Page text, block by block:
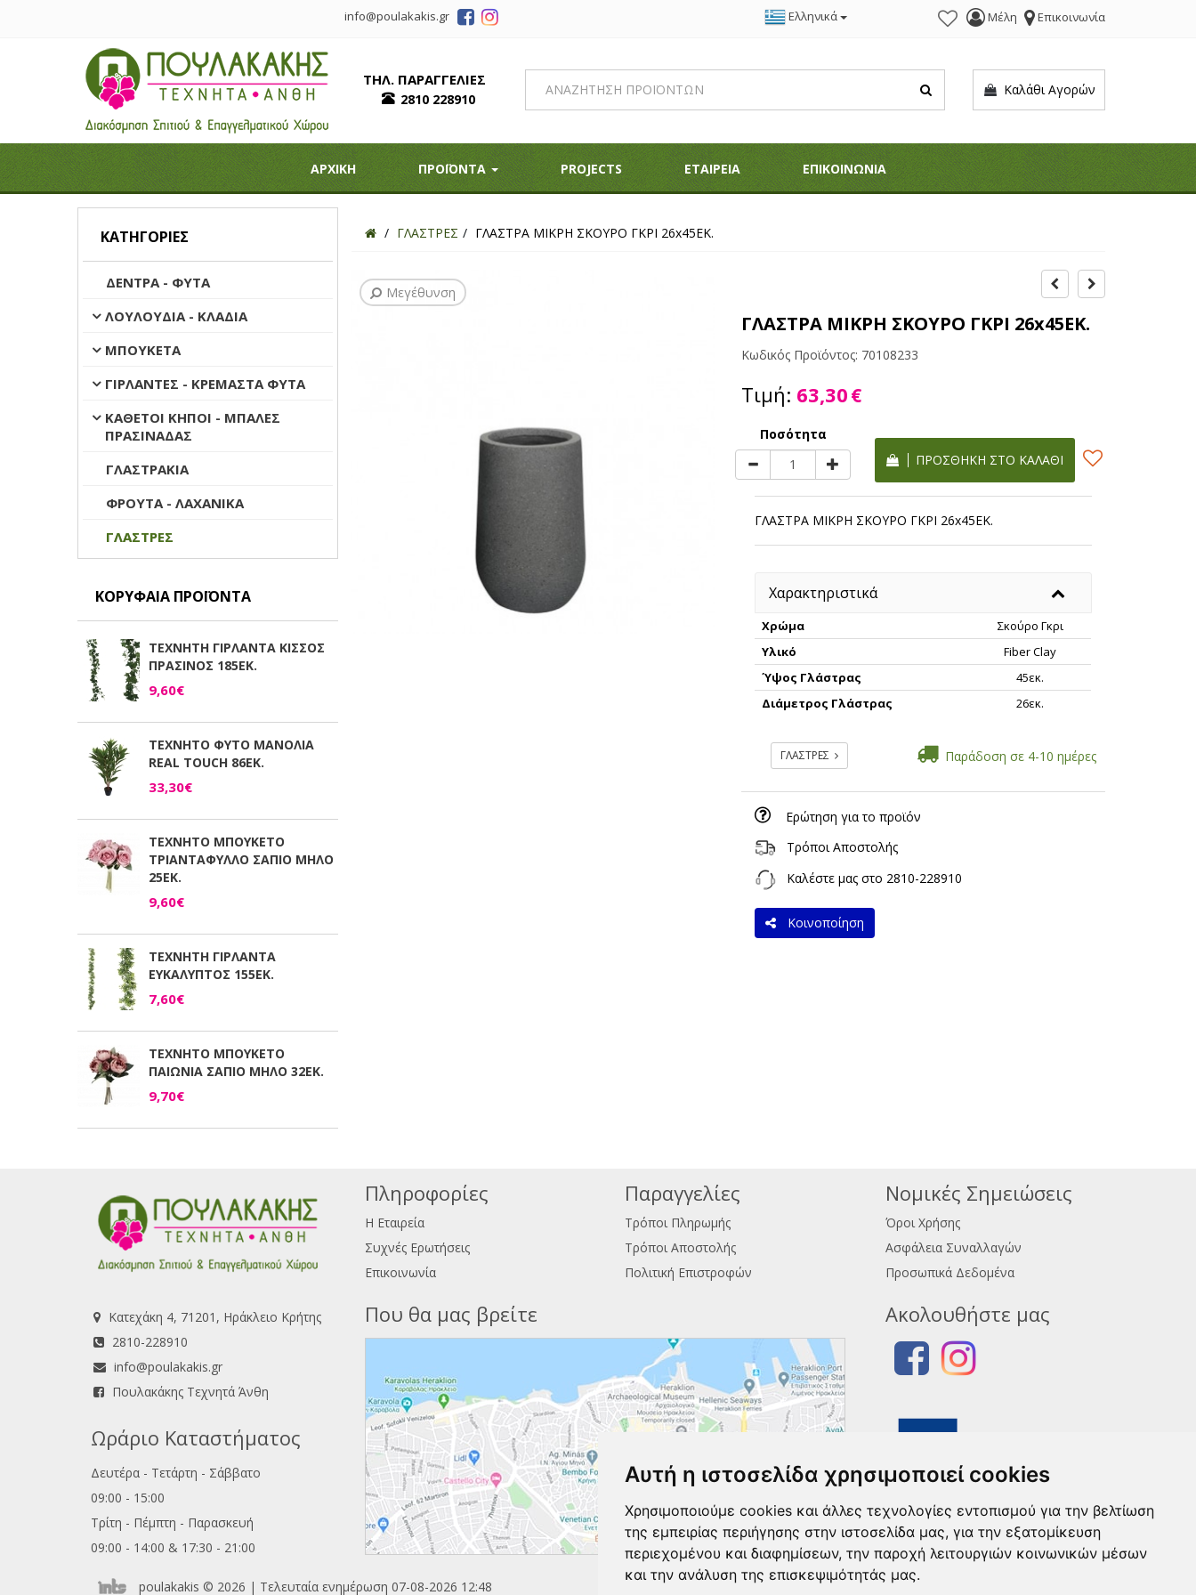
Αυτή η ιστοσελίδα χρησιμοποιεί cookies
Χρησιμοποιούμε cookies και άλλες τεχνολογίες εντοπισμού για την βελτίωση
της εμπειρίας περιήγησης στην ιστοσελίδα μας, για την εξατομίκευση
περιεχομένου και διαφημίσεων, την παροχή λειτουργιών κοινωνικών μέσων
και την ανάλυση της επισκεψιμότητάς μας.
info@poulakakis.gr Ελληνικά Μέλη Επικοινωνία
ΤΗΛ. ΠΑΡΑΓΓΕΛΙΕΣ
2810 228910
Καλάθι Αγορών
ΑΡΧΙΚΗ ΠΡΟΪΟΝΤΑ PROJECTS ΕΤΑΙΡΕΙΑ ΕΠΙΚΟΙΝΩΝΙΑ
ΚΑΤΗΓΟΡΊΕΣ
ΔΕΝΤΡΑ - ΦΥΤΑ
ΛΟΥΛΟΥΔΙΑ - ΚΛΑΔΙΑ
ΜΠΟΥΚΕΤΑ
ΓΙΡΛΑΝΤΕΣ - ΚΡΕΜΑΣΤΑ ΦΥΤΑ
ΚΑΘΕΤΟΙ ΚΗΠΟΙ - ΜΠΑΛΕΣ
ΠΡΑΣΙΝΑΔΑΣ
ΓΛΑΣΤΡΑΚΙΑ
ΦΡΟΥΤΑ - ΛΑΧΑΝΙΚΑ
ΓΛΑΣΤΡΕΣ
ΚΟΡΥΦΑΊΑ ΠΡΟΪΌΝΤΑ
ΤΕΧΝΗΤΗ ΓΙΡΛΑΝΤΑ ΚΙΣΣΟΣ
ΠΡΑΣΙΝΟΣ 185ΕΚ.
9,60€
ΤΕΧΝΗΤΟ ΦΥΤΟ ΜΑΝΟΛΙΑ
REAL TOUCH 86ΕΚ.
33,30€
ΤΕΧΝΗΤΟ ΜΠΟΥΚΕΤΟ
ΤΡΙΑΝΤΑΦΥΛΛΟ ΣΑΠΙΟ ΜΗΛΟ
25ΕΚ.
9,60€
ΤΕΧΝΗΤΗ ΓΙΡΛΑΝΤΑ
ΕΥΚΑΛΥΠΤΟΣ 155ΕΚ.
7,60€
ΤΕΧΝΗΤΟ ΜΠΟΥΚΕΤΟ
ΠΑΙΩΝΙΑ ΣΑΠΙΟ ΜΗΛΟ 32ΕΚ.
9,70€
ΓΛΑΣΤΡΕΣ ΓΛΑΣΤΡΑ ΜΙΚΡΗ ΣΚΟΥΡΟ ΓΚΡΙ 26x45EK.
Μεγέθυνση
ΓΛΑΣΤΡΑ ΜΙΚΡΗ ΣΚΟΥΡΟ ΓΚΡΙ 26x45EK.
Κωδικός Προϊόντος: 70108233
Τιμή: 63,30€
Ποσότητα
ΠΡΟΣΘΉΚΗ ΣΤΟ ΚΑΛΆΘΙ
ΓΛΑΣΤΡΑ ΜΙΚΡΗ ΣΚΟΥΡΟ ΓΚΡΙ 26x45EK.
Χαρακτηριστικά
Χρώμα
Σκούρο Γκρι
Υλικό
Fiber Clay
Ύψος Γλάστρας
45εκ.
Διάμετρος Γλάστρας
26εκ.
ΓΛΑΣΤΡΕΣ Παράδοση σε 4-10 ημέρες
Ερώτηση για το προϊόν
Τρόποι Αποστολής
Καλέστε μας στο 2810-228910
Κοινοποίηση
Πληροφορίες
Η Εταιρεία
Συχνές Ερωτήσεις
Επικοινωνία
Παραγγελίες
Τρόποι Πληρωμής
Τρόποι Αποστολής
Πολιτική Επιστροφών
Νομικές Σημειώσεις
Όροι Χρήσης
Ασφάλεια Συναλλαγών
Προσωπικά Δεδομένα
Κατεχάκη 4, 71201, Ηράκλειο Κρήτης
2810-228910
info@poulakakis.gr
Πουλακάκης Τεχνητά Άνθη
Ωράριο Καταστήματος
Δευτέρα - Τετάρτη - Σάββατο
09:00 - 15:00
Τρίτη - Πέμπτη - Παρασκευή
09:00 - 14:00 & 17:30 - 21:00
Που θα μας βρείτε Ακολουθήστε μας
poulakakis © 2026 | Τελευταία ενημέρωση 07-08-2026 12:48